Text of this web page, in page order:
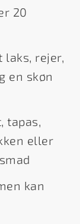
20
laks, rejer,
en skøn
tapas,
eller
kan